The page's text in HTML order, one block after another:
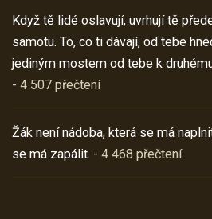
Když tě lidé oslavují, uvrhují tě
samotu. To, co ti dávají, od tebe
jediným mostem od tebe k
- 4 507 přečtení
Žák není nádoba, která se má
se má zapálit. - 4 468 přečtení